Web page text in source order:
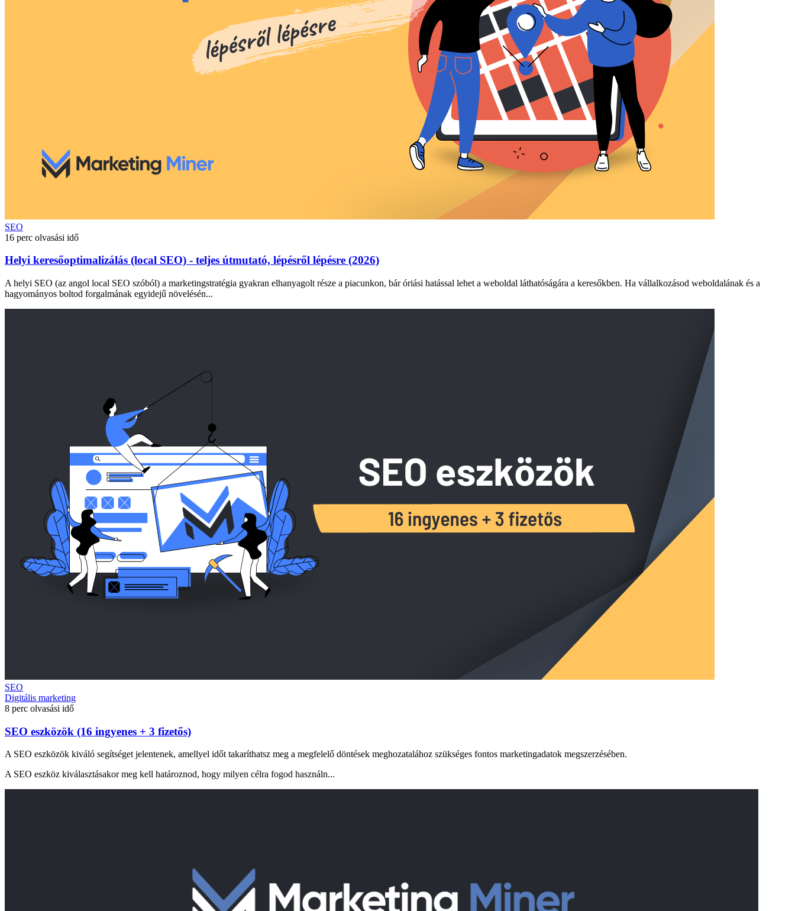
SEO
16 perc olvasási idő
Helyi keresőoptimalizálás (local SEO) - teljes útmutató, lépésről lépésre (2026)
A helyi SEO (az angol local SEO szóból) a marketingstratégia gyakran elhanyagolt része a piacunkon, bár óriási hatással lehet a weboldal láthatóságára a keresőkben. Ha vállalkozásod weboldalának és a
hagyományos boltod forgalmának egyidejű növelésén...
SEO
Digitális marketing
8 perc olvasási idő
SEO eszközök (16 ingyenes + 3 fizetős)
A SEO eszközök kiváló segítséget jelentenek, amellyel időt takaríthatsz meg a megfelelő döntések meghozatalához szükséges fontos marketingadatok megszerzésében.
A SEO eszköz kiválasztásakor meg kell határoznod, hogy milyen célra fogod használn...